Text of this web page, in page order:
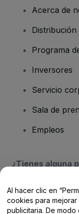
Acerca de
Distribución
Programa
Inversores
Servicio
Sala de
Empleos
¿Tienes alguna
Centro de
Al hacer clic en
cookies para
publicitaria. De